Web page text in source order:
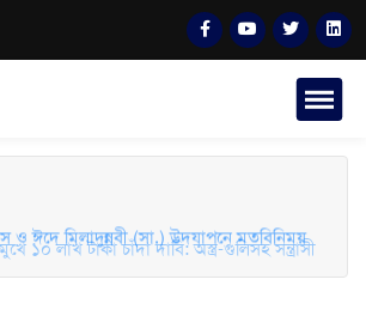
১০ লাখ টাকা চাঁদা দাবি: অস্ত্র-গুলিসহ সন্ত্রাসী